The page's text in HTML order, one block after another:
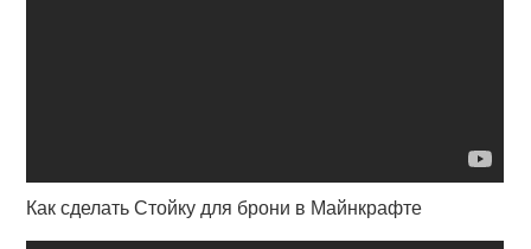
Как сделать Стойку для брони в Майнкрафте